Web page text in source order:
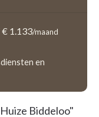
1.133/maand
en
Biddeloo"